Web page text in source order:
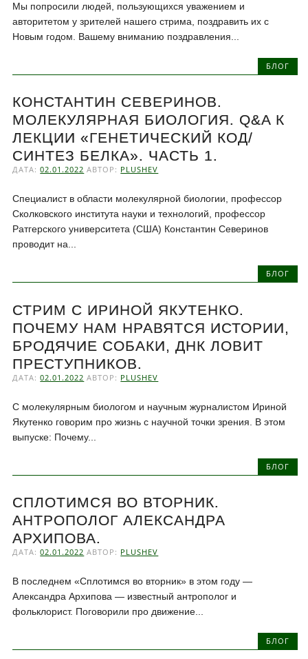
Мы попросили людей, пользующихся уважением и
авторитетом у зрителей нашего стрима, поздравить их с
Новым годом. Вашему вниманию поздравления...
БЛОГ
КОНСТАНТИН СЕВЕРИНОВ.
МОЛЕКУЛЯРНАЯ БИОЛОГИЯ. Q&A К
ЛЕКЦИИ «ГЕНЕТИЧЕСКИЙ КОД/
СИНТЕЗ БЕЛКА». ЧАСТЬ 1.
ДАТА:02.01.2022 АВТОР: PLUSHEV
Специалист в области молекулярной биологии, профессор
Сколковского института науки и технологий, профессор
Ратгерского университета (США) Константин Северинов
проводит на...
БЛОГ
СТРИМ С ИРИНОЙ ЯКУТЕНКО.
ПОЧЕМУ НАМ НРАВЯТСЯ ИСТОРИИ,
БРОДЯЧИЕ СОБАКИ, ДНК ЛОВИТ
ПРЕСТУПНИКОВ.
ДАТА:02.01.2022 АВТОР: PLUSHEV
С молекулярным биологом и научным журналистом Ириной
Якутенко говорим про жизнь с научной точки зрения. В этом
выпуске: Почему...
БЛОГ
СПЛОТИМСЯ ВО ВТОРНИК.
АНТРОПОЛОГ АЛЕКСАНДРА
АРХИПОВА.
ДАТА:02.01.2022 АВТОР: PLUSHEV
В последнем «Сплотимся во вторник» в этом году —
Александра Архипова — известный антрополог и
фольклорист. Поговорили про движение...
БЛОГ